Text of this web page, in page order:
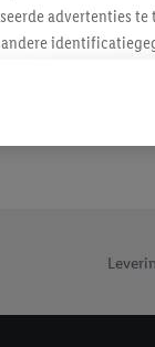
advertenties
kunnen advertenties
door het
apparaten
kunt u alleen het
u in met alle